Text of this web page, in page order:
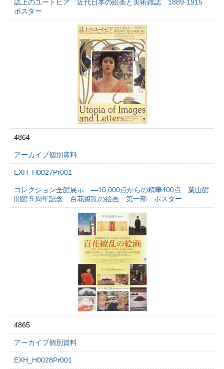
誌上のユートピア 近代日本の絵画と美術雑誌 1889-1915
ポスター
4864
アーカイブ個別資料
EXH_H0027Pr001
コレクション全館展示 ―10,000点からの精華400点 葉山館
開館５周年記念 百花繚乱の絵画 第一部 ポスター
4865
アーカイブ個別資料
EXH_H0028Pr001